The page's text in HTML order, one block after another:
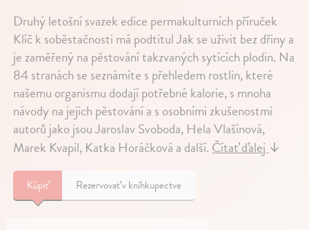
Druhý letošní svazek edice permakulturních příruček
Klíč k soběstačnosti má podtitul Jak se uživit bez dřiny a
je zaměřený na pěstování takzvaných sytících plodin. Na
84 stranách se seznámíte s přehledem rostlin, které
našemu organismu dodají potřebné kalorie, s mnoha
návody na jejich pěstování a s osobními zkušenostmi
autorů jako jsou Jaroslav Svoboda, Hela Vlašínová,
Marek Kvapil, Katka Horáčková a další. Čítať ďalej ↓
Kúpiť Rezervovať v kníhkupectve